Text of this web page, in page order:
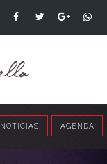
NOTICIAS AGENDA